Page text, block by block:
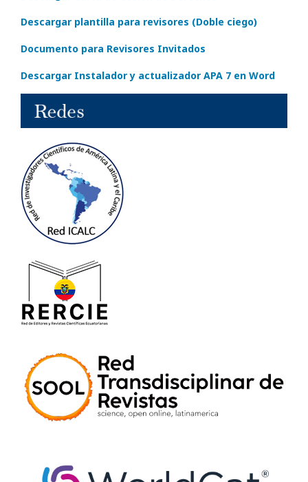
Descargar plantilla para revisores (Doble ciego)
Documento para Revisores Invitados
Descargar Instalador y actualizador APA 7 en Word